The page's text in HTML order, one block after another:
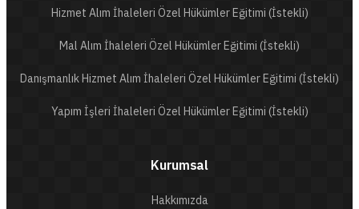
Hizmet Alım İhaleleri Özel Hükümler Eğitimi (İstekli)
Mal Alım İhaleleri Özel Hükümler Eğitimi (İstekli)
Danışmanlık Hizmet Alım İhaleleri Özel Hükümler Eğitimi (İstekli)
Yapım İşleri İhaleleri Özel Hükümler Eğitimi (İstekli)
Kurumsal
Hakkımızda